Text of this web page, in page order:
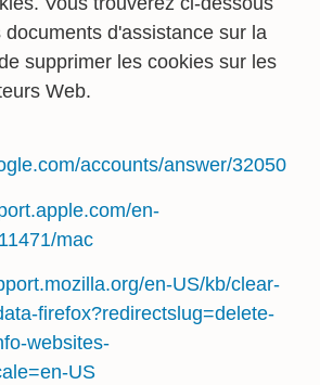
d'assistance sur la
supprimer les cookies sur les
Web.
accounts/answer/32050
en-
mac
en-US/kb/clear-
firefox?redirectslug=delete-
websites-
US